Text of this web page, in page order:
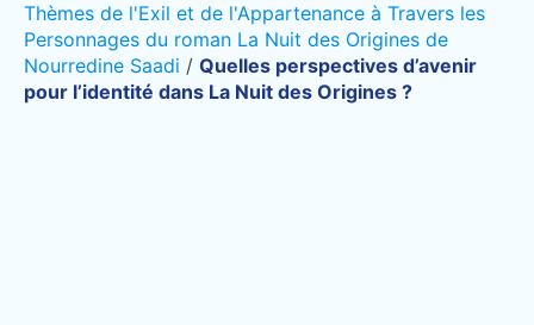
Thèmes de l'Exil et de l'Appartenance à Travers les
Personnages du roman La Nuit des Origines de
Nourredine Saadi / Quelles perspectives d’avenir
pour l’identité dans La Nuit des Origines ?